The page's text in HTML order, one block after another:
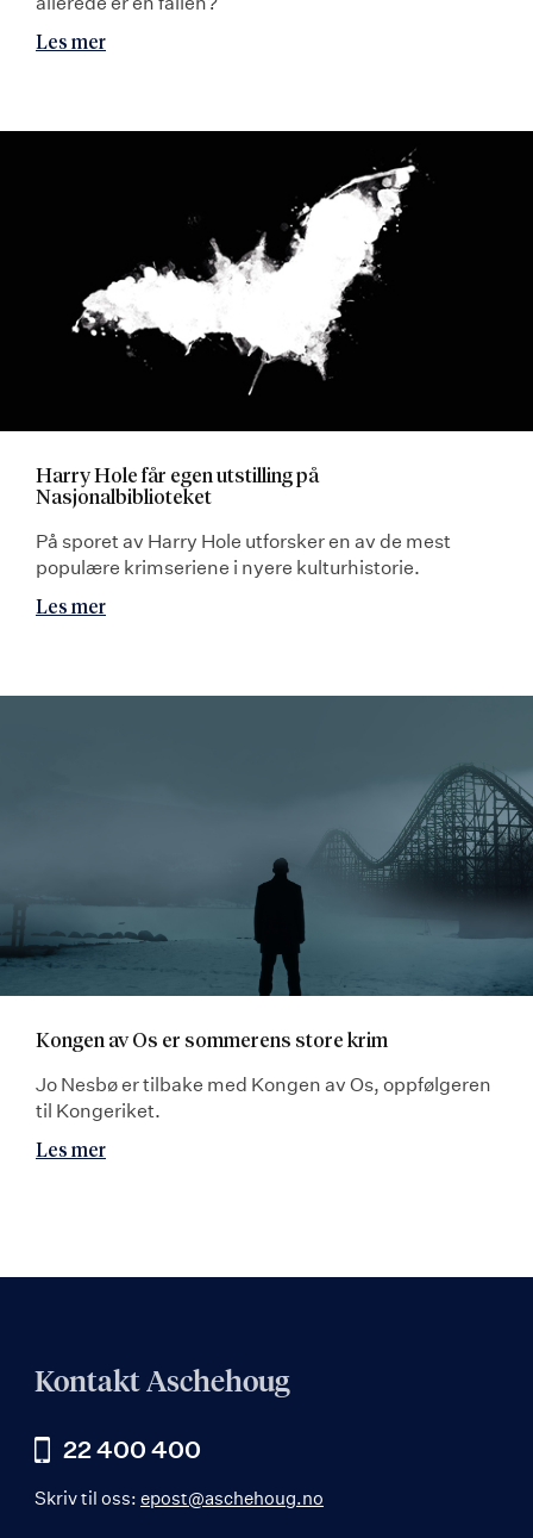
Les mer
Harry Hole får egen utstilling på
Nasjonalbiblioteket
På sporet av Harry Hole utforsker en av de mest
populære krimseriene i nyere kulturhistorie.
Les mer
Kongen av Os er sommerens store krim
Jo Nesbø er tilbake med Kongen av Os, oppfølgeren
til Kongeriket.
Les mer
Kontakt Aschehoug
22 400 400
Skriv til oss: epost@aschehoug.no